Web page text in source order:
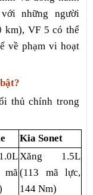
những người
km), VF 5 có thể
về phạm vi hoạt
thủ chính trong
Kia Sonet
Xăng 1.5L
(113 mã lực,
144 Nm)